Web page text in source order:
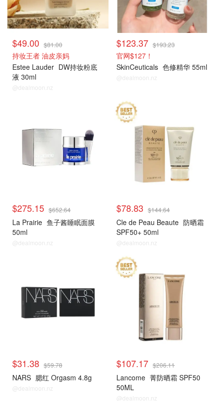
$49.00 $81.00
持妆王者 油皮亲妈
Estee Lauder DW持妆粉底
液 30ml
@dealmoon.nz
$123.37 $193.23
官网$127！
SkinCeuticals 色修精华 55ml
@dealmoon.nz
$275.15 $652.64
La Prairie 鱼子酱睡眠面膜
50ml
@dealmoon.nz
热销单品
$78.83 $144.64
Cle de Peau Beaute 防晒霜
SPF50+ 50ml
@dealmoon.nz
$31.38 $59.78
NARS 腮红 Orgasm 4.8g
@dealmoon.nz
热销单品
$107.17 $206.11
Lancome 菁防晒霜 SPF50
50ML
@dealmoon.nz